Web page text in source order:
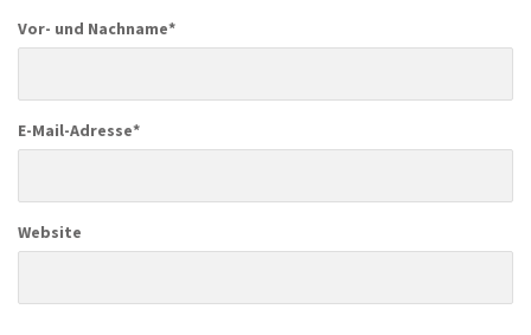
Vor- und Nachname*
E-Mail-Adresse*
Website